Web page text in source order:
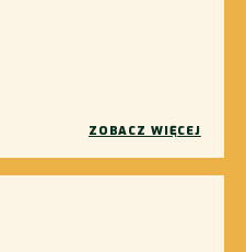
ZOBACZ WIĘCEJ